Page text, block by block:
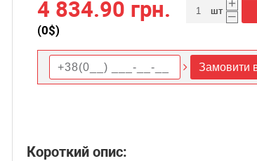
4 834.90 грн.
(0$)
+
–
шт
Замовити
Короткий опис: